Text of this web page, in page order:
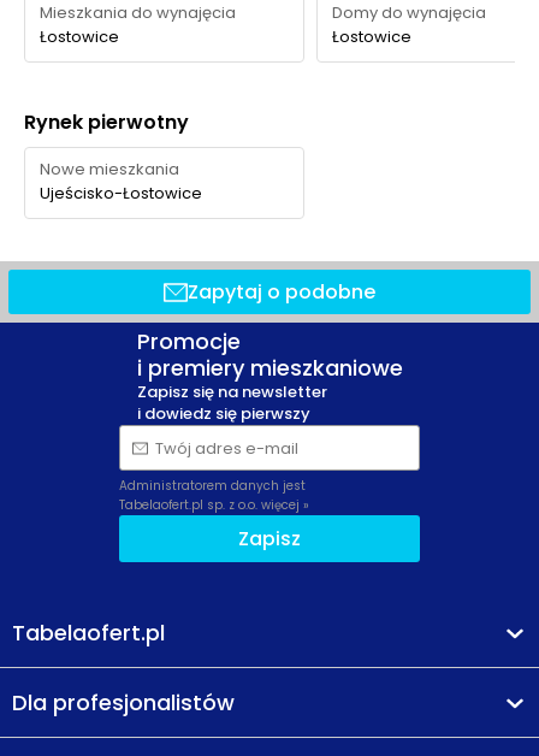
Mieszkania do wynajęcia
Łostowice
Domy do wynajęcia
Łostowice
Rynek pierwotny
Nowe mieszkania
Ujeścisko-Łostowice
Zapytaj o podobne
Promocje
i premiery mieszkaniowe
Zapisz się na newsletter
i dowiedz się pierwszy
Twój adres e-mail
Administratorem danych jest
Tabelaofert.pl sp. z o.o. więcej »
Zapisz
Tabelaofert.pl
Dla profesjonalistów